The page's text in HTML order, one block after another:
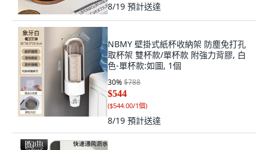
8/19 預計送達
NBMY 壁掛式紙杯收納架 防塵免打孔
取杯架 雙杯款/單杯款 附強力背膠, 白
色-單杯款:如圖, 1個
30%$788
$544
($544.00/1個)
8/19 預計送達